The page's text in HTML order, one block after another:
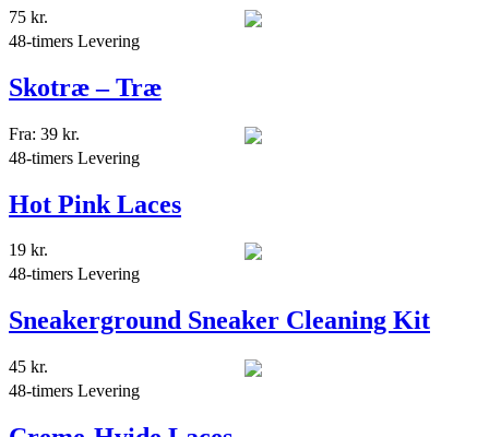
75 kr.
48-timers Levering
Skotræ – Træ
Fra: 39 kr.
48-timers Levering
Hot Pink Laces
19 kr.
48-timers Levering
Sneakerground Sneaker Cleaning Kit
45 kr.
48-timers Levering